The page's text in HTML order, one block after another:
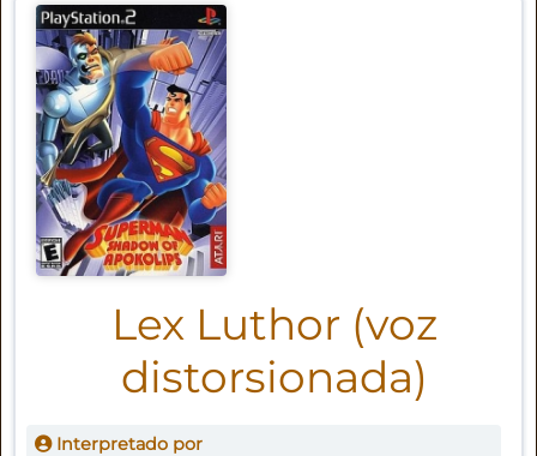
Lex Luthor (voz
distorsionada)
Interpretado por